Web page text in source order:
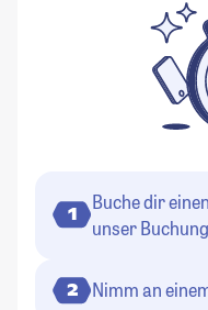
1
Buche dir
unser
2 Nimm an